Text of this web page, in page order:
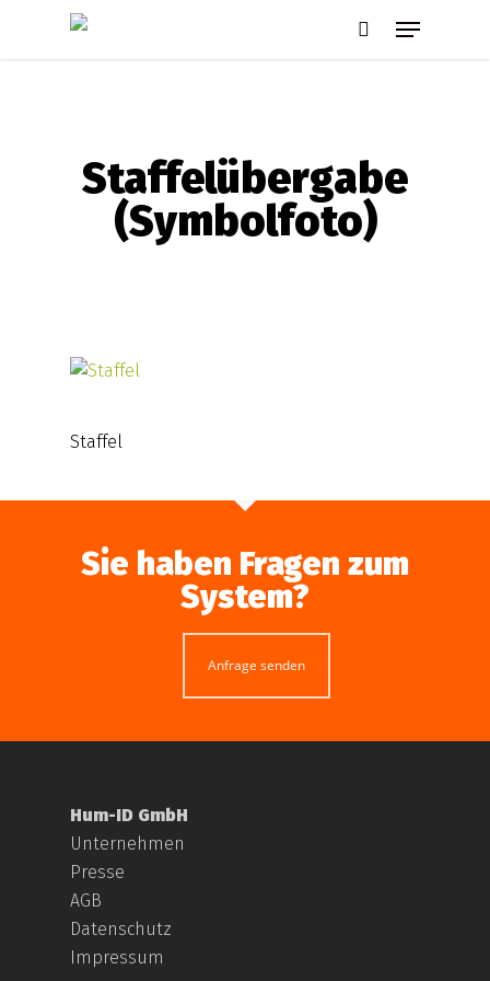
Menu
Staffelübergabe
(Symbolfoto)
Staffel
Sie haben Fragen zum
System?
Anfrage senden
Hum-ID GmbH
Unternehmen
Presse
AGB
Datenschutz
Impressum